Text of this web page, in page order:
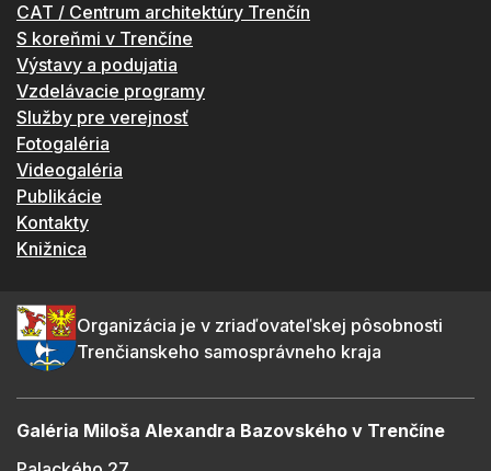
CAT / Centrum architektúry Trenčín
S koreňmi v Trenčíne
Výstavy a podujatia
Vzdelávacie programy
Služby pre verejnosť
Fotogaléria
Videogaléria
Publikácie
Kontakty
Knižnica
Organizácia je v zriaďovateľskej pôsobnosti
Trenčianskeho samosprávneho kraja
Galéria Miloša Alexandra Bazovského v Trenčíne